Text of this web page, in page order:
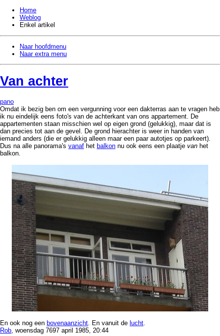
Home
Weblog
Enkel artikel
Naar hoofdmenu
Naar extra menu
Van achter
pano
Omdat ik bezig ben om een vergunning voor een dakterras aan te vragen heb
ik nu eindelijk eens foto's van de achterkant van ons appartement. De
appartementen staan misschien wel op eigen grond (gelukkig), maar dat is
dan precies tot aan de gevel. De grond hierachter is weer in handen van
iemand anders (die er gelukkig alleen maar een paar autotjes op parkeert).
Dus na alle panorama's vanaf het balkon nu ook eens een plaatje van het
balkon.
En ook nog een bovenaanzicht. En vanuit de lucht.
Rob, woensdag 7697 april 1985, 20:44